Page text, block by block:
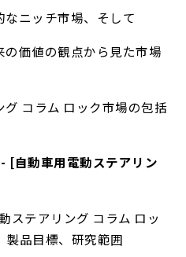
ニッチ市場、そして
価値の観点から見た市場
コラム ロック市場の包括
[自動車用電動ステアリン
ステアリング コラム ロッ
製品目標、研究範囲